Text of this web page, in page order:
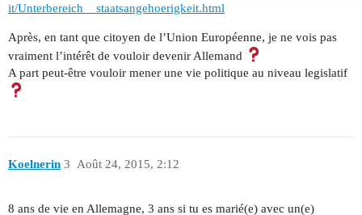
it/Unterbereich__staatsangehoerigkeit.html
Après, en tant que citoyen de l’Union Européenne, je ne vois pas
vraiment l’intérêt de vouloir devenir Allemand
A part peut-être vouloir mener une vie politique au niveau legislatif
Koelnerin Août 24, 2015, 2:12
3
8 ans de vie en Allemagne, 3 ans si tu es marié(e) avec un(e)